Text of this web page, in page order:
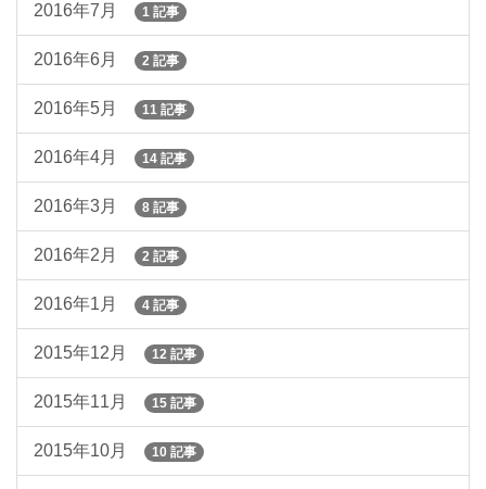
2016年7月 1 記事
2016年6月 2 記事
2016年5月 11 記事
2016年4月 14 記事
2016年3月 8 記事
2016年2月 2 記事
2016年1月 4 記事
2015年12月 12 記事
2015年11月 15 記事
2015年10月 10 記事